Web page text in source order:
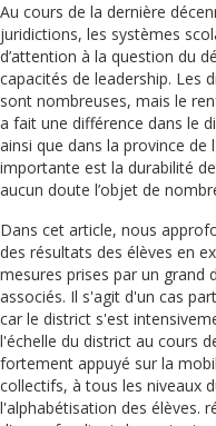
Au cours de la dernière
juridictions, les systèmes
d’attention à la question du
capacités de leadership. Les
sont nombreuses, mais le
a fait une différence dans le
ainsi que dans la province
importante est la durabilité
aucun doute l’objet de
Dans cet article, nous
des résultats des élèves en
mesures prises par un grand
associés. Il s'agit d'un cas
car le district s'est
l'échelle du district au cours
fortement appuyé sur la
collectifs, à tous les niveaux
l'alphabétisation des élèves.